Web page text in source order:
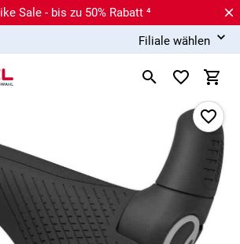
Sale - bis zu 50% Rabatt ⁴
Filiale wählen